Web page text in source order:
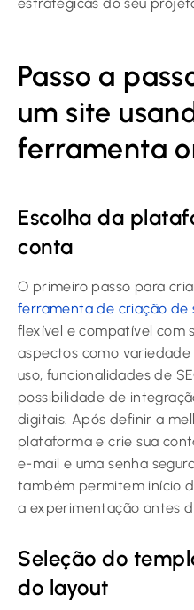
estratégicas do seu
Passo a
um site
ferramenta
Escolha da
conta
O primeiro passo para
ferramenta de criação de
flexível e compatível com
aspectos como
uso, funcionalidades de
possibilidade de
digitais. Após definir a
plataforma e crie sua
e-mail e uma senha
também permitem início
a experimentação antes
Seleção do
do layout